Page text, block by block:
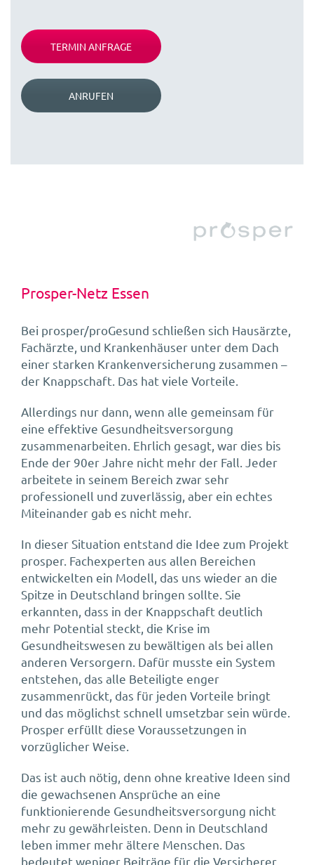
TERMIN ANFRAGE
ANRUFEN
Prosper-Netz Essen
Bei prosper/proGesund schließen sich Hausärzte,
Fachärzte, und Krankenhäuser unter dem Dach
einer starken Krankenversicherung zusammen –
der Knappschaft. Das hat viele Vorteile.
Allerdings nur dann, wenn alle gemeinsam für
eine effektive Gesundheitsversorgung
zusammenarbeiten. Ehrlich gesagt, war dies bis
Ende der 90er Jahre nicht mehr der Fall. Jeder
arbeitete in seinem Bereich zwar sehr
professionell und zuverlässig, aber ein echtes
Miteinander gab es nicht mehr.
In dieser Situation entstand die Idee zum Projekt
prosper. Fachexperten aus allen Bereichen
entwickelten ein Modell, das uns wieder an die
Spitze in Deutschland bringen sollte. Sie
erkannten, dass in der Knappschaft deutlich
mehr Potential steckt, die Krise im
Gesundheitswesen zu bewältigen als bei allen
anderen Versorgern. Dafür musste ein System
entstehen, das alle Beteiligte enger
zusammenrückt, das für jeden Vorteile bringt
und das möglichst schnell umsetzbar sein würde.
Prosper erfüllt diese Voraussetzungen in
vorzüglicher Weise.
Das ist auch nötig, denn ohne kreative Ideen sind
die gewachsenen Ansprüche an eine
funktionierende Gesundheitsversorgung nicht
mehr zu gewährleisten. Denn in Deutschland
leben immer mehr ältere Menschen. Das
bedeutet weniger Beiträge für die Versicherer